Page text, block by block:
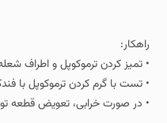
راهکار:
• تمیز کردن ترموکوپل و اطراف
• تست با گرم کردن ترموکوپل با
• در صورت خرابی، تعویض قطعه